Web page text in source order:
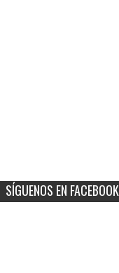
SÍGUENOS EN FACEBOOK